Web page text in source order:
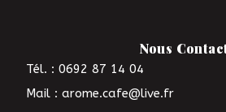
Nous
Tél. : 0692 87 14 04
Mail : arome.cafe@live.fr